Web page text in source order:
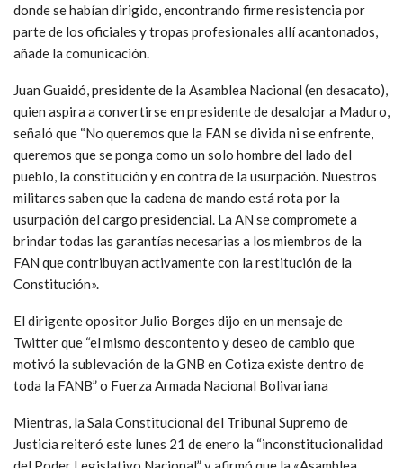
donde se habían dirigido, encontrando firme resistencia por
parte de los oficiales y tropas profesionales allí acantonados,
añade la comunicación.
Juan Guaidó, presidente de la Asamblea Nacional (en desacato),
quien aspira a convertirse en presidente de desalojar a Maduro,
señaló que “No queremos que la FAN se divida ni se enfrente,
queremos que se ponga como un solo hombre del lado del
pueblo, la constitución y en contra de la usurpación. Nuestros
militares saben que la cadena de mando está rota por la
usurpación del cargo presidencial. La AN se compromete a
brindar todas las garantías necesarias a los miembros de la
FAN que contribuyan activamente con la restitución de la
Constitución».
El dirigente opositor Julio Borges dijo en un mensaje de
Twitter que “el mismo descontento y deseo de cambio que
motivó la sublevación de la GNB en Cotiza existe dentro de
toda la FANB” o Fuerza Armada Nacional Bolivariana
Mientras, la Sala Constitucional del Tribunal Supremo de
Justicia reiteró este lunes 21 de enero la “inconstitucionalidad